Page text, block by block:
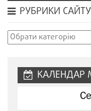
РУБРИКИ САЙТУ
Рубрики
КАЛЕНДАР